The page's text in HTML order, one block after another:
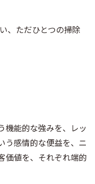
、ただひとつの掃除
機能的な強みを、レッ
う感情的な便益を、ニ
価値を、それぞれ端的